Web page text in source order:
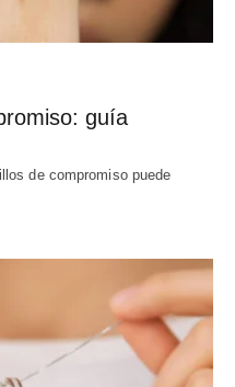
guía
de compromiso puede